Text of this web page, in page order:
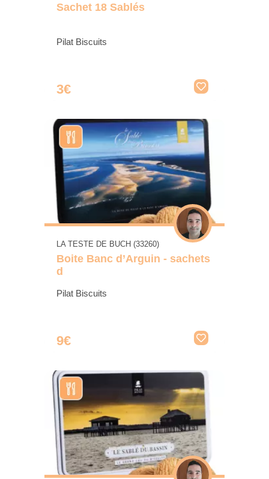
Sachet 18 Sablés
Pilat Biscuits
3€
LA TESTE DE BUCH (33260)
Boite Banc d’Arguin - sachets
d
Pilat Biscuits
9€